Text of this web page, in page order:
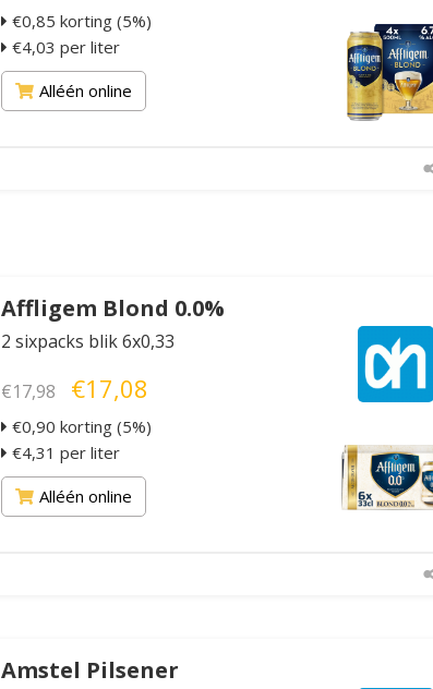
€0,85 korting (5%)
€4,03 per liter
Alléén online
Affligem Blond 0.0%
2 sixpacks blik 6x0,33
€17,98 €17,08
€0,90 korting (5%)
€4,31 per liter
Alléén online
Amstel Pilsener